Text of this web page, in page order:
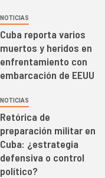
NOTICIAS
Cuba reporta varios
muertos y heridos en
enfrentamiento con
embarcación de EEUU
NOTICIAS
Retórica de
preparación militar en
Cuba: ¿estrategia
defensiva o control
político?